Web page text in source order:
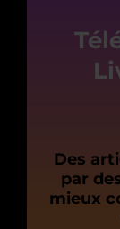
Des
par
mieux